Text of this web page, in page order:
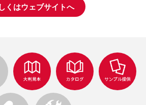
くはウェブサイトへ